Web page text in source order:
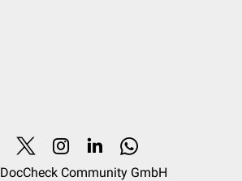
DocCheck Community GmbH